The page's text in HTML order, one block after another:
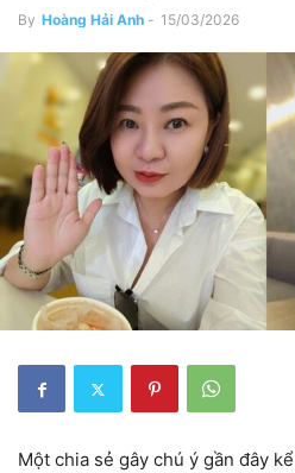
By Hoàng Hải Anh - 15/03/2026
Một chia sẻ gây chú ý gần đây